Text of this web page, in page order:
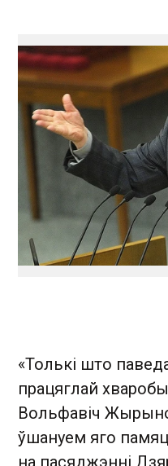
«Толькі што
працяглай
Вольфавіч
ўшануем яго
на пасяджэнні